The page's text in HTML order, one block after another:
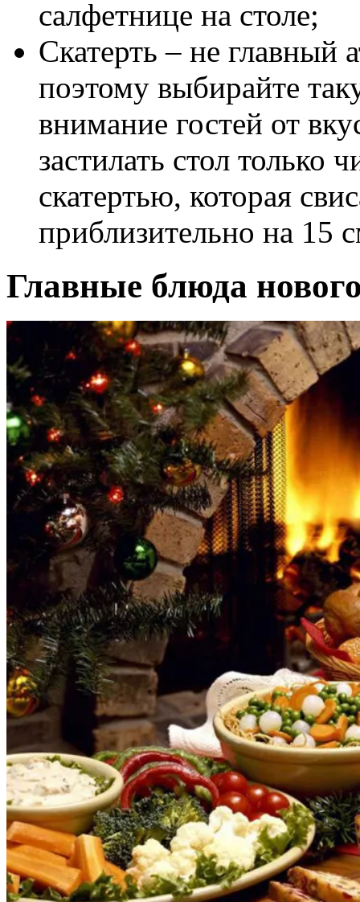
салфетнице на столе;
Скатерть – не главный
поэтому выбирайте
внимание гостей от
застилать стол только
скатертью, которая
приблизительно на 15
Главные блюда